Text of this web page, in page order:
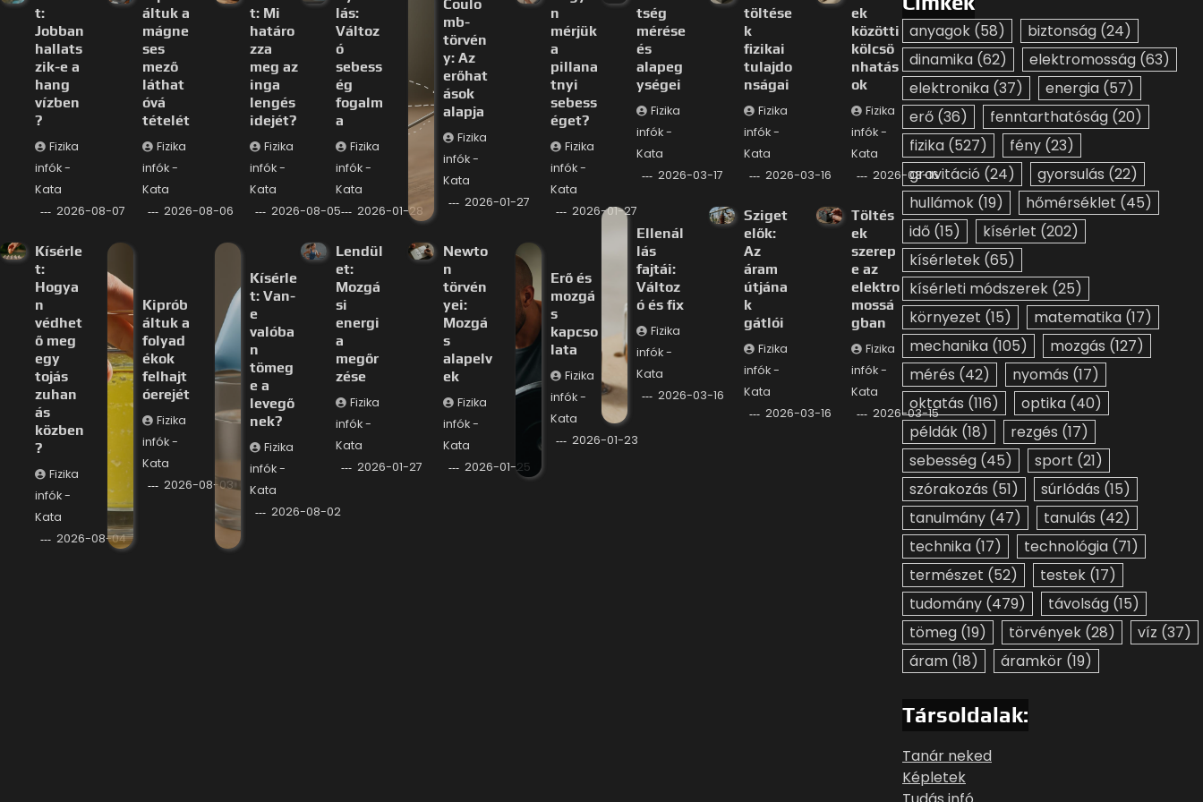
t:
Jobban
hallats
zik-e a
hang
vízben
?
Fizika
infók -
Kata
2026-08-07
áltuk a
mágne
ses
mező
láthat
óvá
tételét
Fizika
infók -
Kata
2026-08-06
t: Mi
határo
zza
meg az
inga
lengés
idejét?
Fizika
infók -
Kata
2026-08-05
Kísérle
t:
Hogya
n
védhet
ő meg
egy
tojás
zuhan
ás
közben
?
Fizika
infók -
Kata
2026-08-04
Kiprób
áltuk a
folyad
ékok
felhajt
óerejét
Fizika
infók -
Kata
2026-08-03
Kísérle
t: Van-
e
valóba
n
tömeg
e a
levegő
nek?
Fizika
infók -
Kata
2026-08-02
lás:
Változ
ó
sebess
ég
fogalm
a
Fizika
infók -
Kata
2026-01-28
Coulo
mb-
törvén
y: Az
erőhat
ások
alapja
Fizika
infók -
Kata
2026-01-27
n
mérjük
a
pillana
tnyi
sebess
éget?
Fizika
infók -
Kata
2026-01-27
Lendül
et:
Mozgá
si
energi
a
megőr
zése
Fizika
infók -
Kata
2026-01-27
Newto
n
törvén
yei:
Mozgá
s
alapelv
ek
Fizika
infók -
Kata
2026-01-25
Erő és
mozgá
s
kapcso
lata
Fizika
infók -
Kata
2026-01-23
tség
mérése
és
alapeg
ységei
Fizika
infók -
Kata
2026-03-17
töltése
k
fizikai
tulajdo
nságai
Fizika
infók -
Kata
2026-03-16
ek
közötti
kölcsö
nhatás
ok
Fizika
infók -
Kata
2026-03-16
Ellenál
lás
fajtái:
Változ
ó és fix
Fizika
infók -
Kata
2026-03-16
Sziget
elők:
Az
áram
útjána
k
gátlói
Fizika
infók -
Kata
2026-03-16
Töltés
ek
szerep
e az
elektro
mossá
gban
Fizika
infók -
Kata
2026-03-15
anyagok (58) biztonság (24)
dinamika (62) elektromosság (63)
elektronika (37) energia (57)
erő (36) fenntarthatóság (20)
fizika (527) fény (23)
gravitáció (24) gyorsulás (22)
hullámok (19) hőmérséklet (45)
idő (15) kísérlet (202)
kísérletek (65)
kísérleti módszerek (25)
környezet (15) matematika (17)
mechanika (105) mozgás (127)
mérés (42) nyomás (17)
oktatás (116) optika (40)
példák (18) rezgés (17)
sebesség (45) sport (21)
szórakozás (51) súrlódás (15)
tanulmány (47) tanulás (42)
technika (17) technológia (71)
természet (52) testek (17)
tudomány (479) távolság (15)
tömeg (19) törvények (28) víz (37)
áram (18) áramkör (19)
Társoldalak:
Tanár neked
Képletek